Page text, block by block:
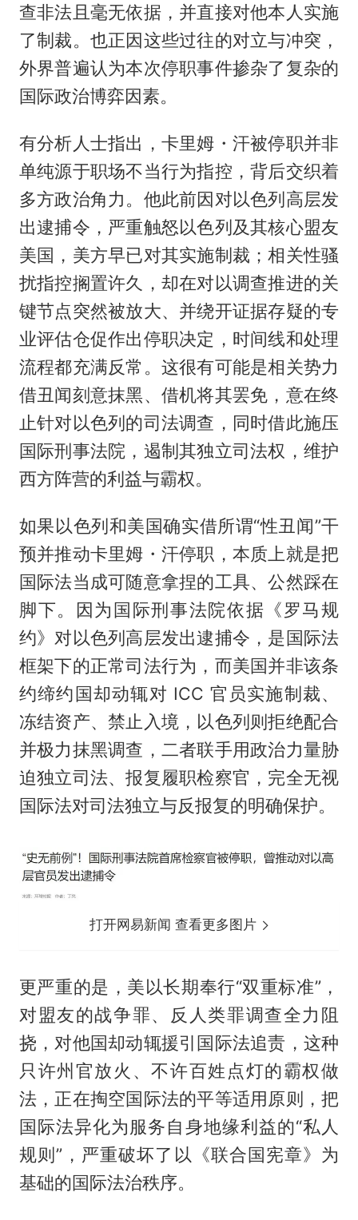
查非法且毫无依据，并直接对他本人实施
了制裁。也正因这些过往的对立与冲突，
外界普遍认为本次停职事件掺杂了复杂的
国际政治博弈因素。
有分析人士指出，卡里姆・汗被停职并非
单纯源于职场不当行为指控，背后交织着
多方政治角力。他此前因对以色列高层发
出逮捕令，严重触怒以色列及其核心盟友
美国，美方早已对其实施制裁；相关性骚
扰指控搁置许久，却在对以调查推进的关
键节点突然被放大、并绕开证据存疑的专
业评估仓促作出停职决定，时间线和处理
流程都充满反常。这很有可能是相关势力
借丑闻刻意抹黑、借机将其罢免，意在终
止针对以色列的司法调查，同时借此施压
国际刑事法院，遏制其独立司法权，维护
西方阵营的利益与霸权。
如果以色列和美国确实借所谓“性丑闻”干
预并推动卡里姆・汗停职，本质上就是把
国际法当成可随意拿捏的工具、公然踩在
脚下。因为国际刑事法院依据《罗马规
约》对以色列高层发出逮捕令，是国际法
框架下的正常司法行为，而美国并非该条
约缔约国却动辄对 ICC 官员实施制裁、
冻结资产、禁止入境，以色列则拒绝配合
并极力抹黑调查，二者联手用政治力量胁
迫独立司法、报复履职检察官，完全无视
国际法对司法独立与反报复的明确保护。
打开网易新闻 查看更多图片
更严重的是，美以长期奉行“双重标准”，
对盟友的战争罪、反人类罪调查全力阻
挠，对他国却动辄援引国际法追责，这种
只许州官放火、不许百姓点灯的霸权做
法，正在掏空国际法的平等适用原则，把
国际法异化为服务自身地缘利益的“私人
规则”，严重破坏了以《联合国宪章》为
基础的国际法治秩序。